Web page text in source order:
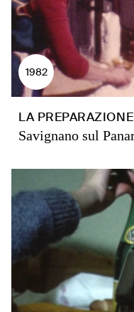
1982
LA
Savignano sul